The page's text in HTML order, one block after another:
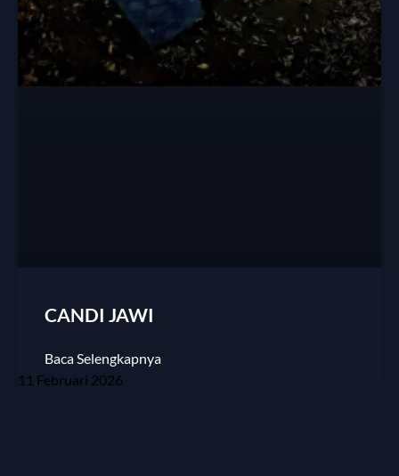
CANDI JAWI
Baca Selengkapnya
11 Februari 2026